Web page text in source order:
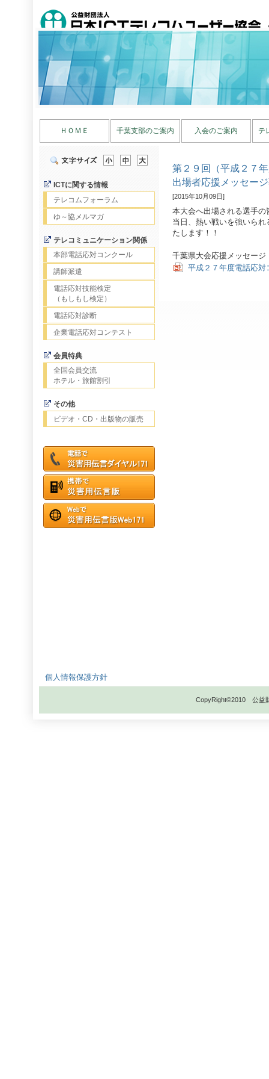
ＨＯＭＥ 千葉支部のご案内 入会のご案内 テ
ICTに関する情報
テレコムフォーラム
ゆ～協メルマガ
テレコミュニケーション関係
本部電話応対コンクール
講師派遣
電話応対技能検定
（もしもし検定）
電話応対診断
企業電話応対コンテスト
会員特典
全国会員交流
ホテル・旅館割引
その他
ビデオ・CD・出版物の販売
第２９回（平成２７
出場者応援メッセー
[2015年10月09日]
本大会へ出場される選手
当日、熱い戦いを強いら
たします！！
千葉県大会応援メッセージ
平成２７年度電話応
個人情報保護方針
CopyRight©2010 公益